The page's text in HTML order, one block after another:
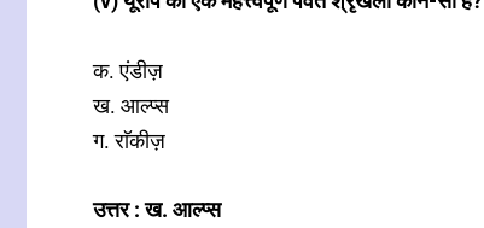
क. एंडीज़
ख. आल्प्स
ग. राॅकीज़
उत्तर : ख. आल्प्स